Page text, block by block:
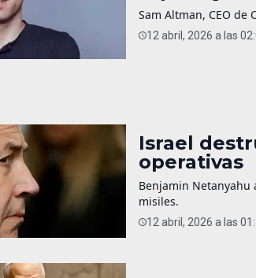
Sam Altman, CEO de
12 abril, 2026 a las
Israel
operativas
Benjamin
misiles.
12 abril, 2026 a las